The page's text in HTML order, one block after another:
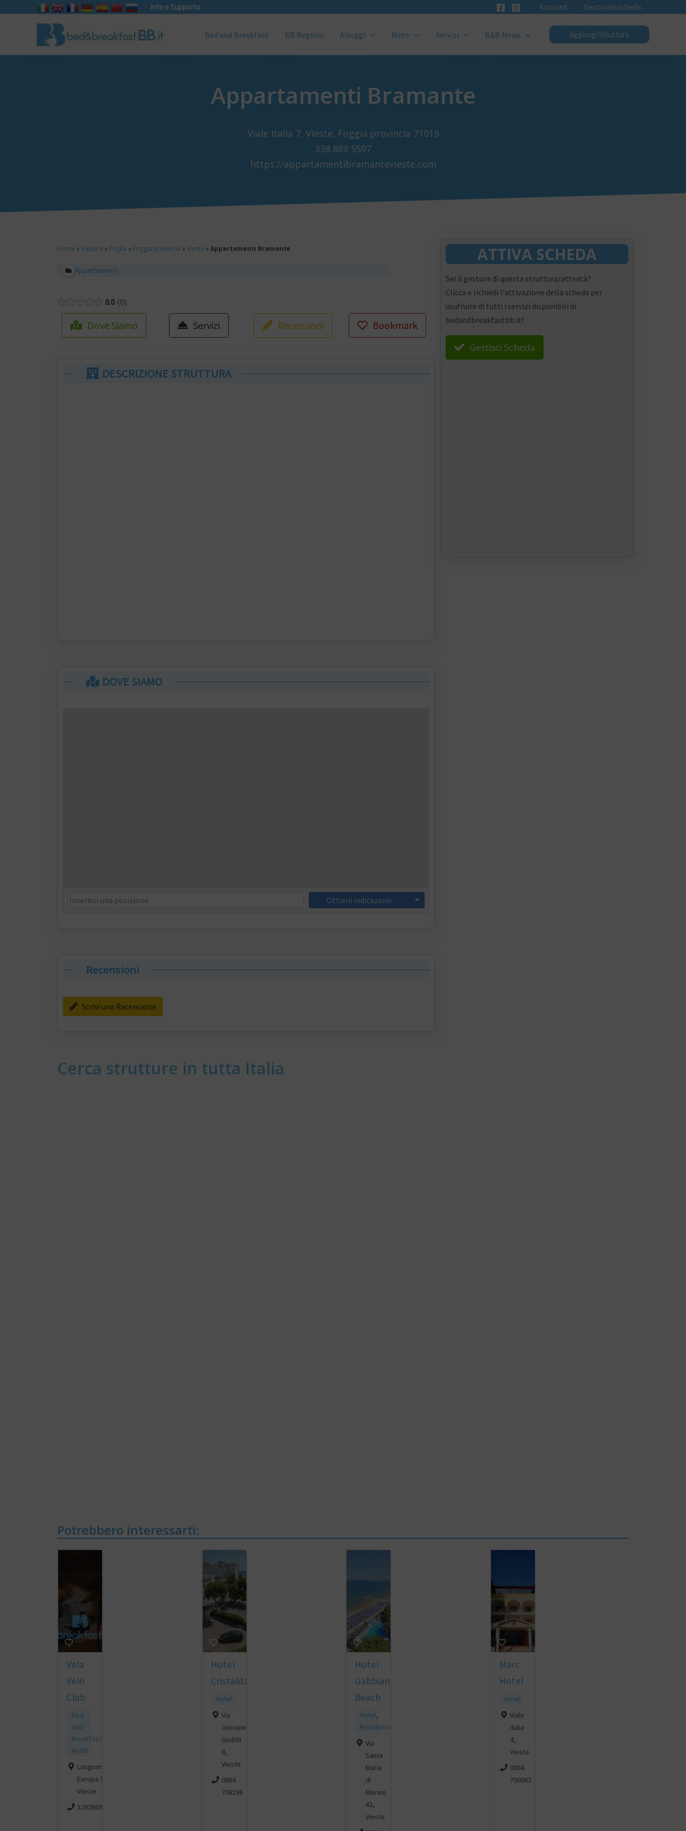
info e Supporto Account Gestione scheda
Bed and Breakfast BB Regioni Alloggi Mete Servizi B&B News Aggiungi Struttura
Appartamenti Bramante
Viale Italia 7, Vieste, Foggia provincia 71019
338 889 5597
https://appartamentibramantevieste.com
Home » Esplora » Puglia » Foggia provincia » Vieste » Appartamenti Bramante
Appartamento
0.0 0
Dove Siamo Servizi Recensioni Bookmark
DESCRIZIONE STRUTTURA
DOVE SIAMO
Ottieni indicazioni
Recensioni
Scrivi una Recensione
Cerca strutture in tutta Italia
ATTIVA SCHEDA
Sei il gestore di questa struttura/attività?
Clicca e richiedi l’attivazione della scheda per
usufruire di tutti i servizi disponibili di
bedandbreakfastbb.it!
Gestisci Scheda
Potrebbero interessarti:
Vela
Velo
Club
Bed
and
Breakfast
Hotel
Lungomare
Europa 55,
Vieste
3282669454
Hotel
Cristalda
Hotel
Via
Giovanni
Giolitti
8,
Vieste
0884
708296
Hotel
Gabbiano
Beach
Hotel,
Residence
Via
Santa
Maria
di
Merino
42,
Vieste
Marc
Hotel
Hotel
Viale
Italia
4,
Vieste
0884
700083